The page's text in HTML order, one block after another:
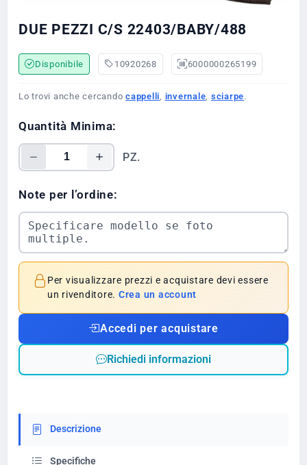
DUE PEZZI C/S 22403/BABY/488
Disponibile 10920268 6000000265199
Lo trovi anche cercandocappelli, invernale, sciarpe.
Quantità Minima:
PZ.
Note per l’ordine:
Per visualizzare prezzi e acquistare devi essere
un rivenditore. Crea un account
Accedi per acquistare
Richiedi informazioni
Descrizione
Specifiche